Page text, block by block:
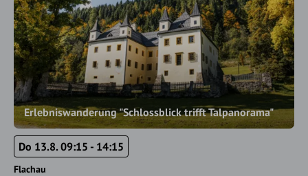
Erlebniswanderung "Schlossblick trifft Talpanorama"
Do 13.8. 09:15 - 14:15
Flachau